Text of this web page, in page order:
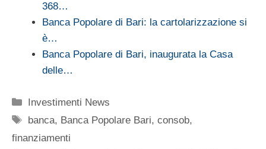
368…
Banca Popolare di Bari: la cartolarizzazione si
è…
Banca Popolare di Bari, inaugurata la Casa
delle…
Categorie
Investimenti News
Tag
banca, Banca Popolare Bari,consob,
finanziamenti